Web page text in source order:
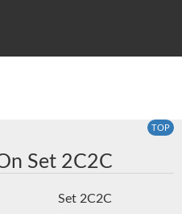
TOP
Set 2C2C
Set 2C2C